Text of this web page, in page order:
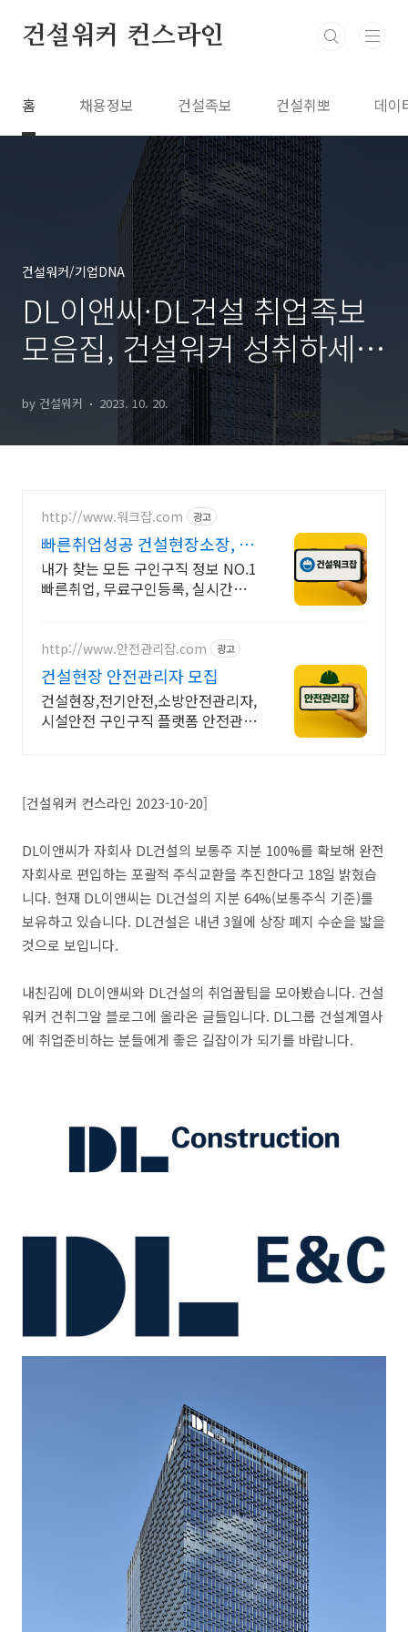
건설워커 컨스라인
홈 채용정보 건설족보 건설취뽀 데이
건설워커/기업DNA
DL이앤씨·DL건설 취업족보
모음집, 건설워커 성취하세
by 건설워커 2023. 10. 20.
http://www.워크잡.com 광고
빠른취업성공 건설현장소장, 경
비원, 건축인부, 노가다
내가 찾는 모든 구인구직 정보 NO.1
빠른취업, 무료구인등록, 실시간채
http://www.안전관리잡.com 광고
건설현장 안전관리자 모집
건설현장,전기안전,소방안전관리자,
시설안전 구인구직 플랫폼 안전관리
[건설워커 컨스라인 2023-10-20]
DL이앤씨가 자회사 DL건설의 보통주 지분 100%를 확보해 완전
자회사로 편입하는 포괄적 주식교환을 추진한다고 18일 밝혔습
니다. 현재 DL이앤씨는 DL건설의 지분 64%(보통주식 기준)를
보유하고 있습니다. DL건설은 내년 3월에 상장 폐지 수순을 밟을
것으로 보입니다.
내친김에 DL이앤씨와 DL건설의 취업꿀팁을 모아봤습니다. 건설
워커 건취그알 블로그에 올라온 글들입니다. DL그룹 건설계열사
에 취업준비하는 분들에게 좋은 길잡이가 되기를 바랍니다.